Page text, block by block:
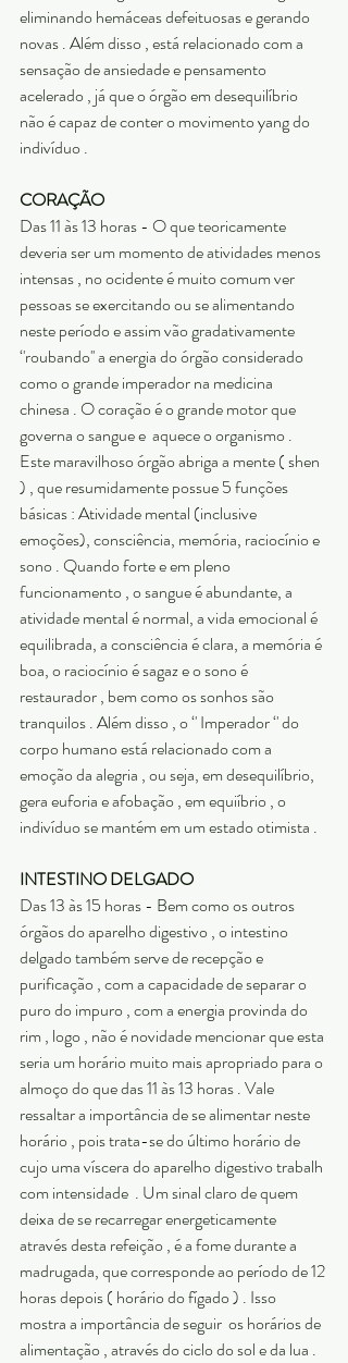
eliminando hemáceas defeituosas e gerando
novas . Além disso , está relacionado com a
sensação de ansiedade e pensamento
acelerado , já que o órgão em desequilíbrio
não é capaz de conter o movimento yang do
indivíduo .
CORAÇÃO
Das 11 às 13 horas - O que teoricamente
deveria ser um momento de atividades menos
intensas , no ocidente é muito comum ver
pessoas se exercitando ou se alimentando
neste período e assim vão gradativamente
‘'roubando'' a energia do órgão considerado
como o grande imperador na medicina
chinesa . O coração é o grande motor que
governa o sangue e  aquece o organismo .
Este maravilhoso órgão abriga a mente ( shen
) , que resumidamente possue 5 funções
básicas : Atividade mental (inclusive
emoções), consciência, memória, raciocínio e
sono . Quando forte e em pleno
funcionamento , o sangue é abundante, a
atividade mental é normal, a vida emocional é
equilibrada, a consciência é clara, a memória é
boa, o raciocínio é sagaz e o sono é
restaurador , bem como os sonhos são
tranquilos . Além disso , o ‘' Imperador ‘' do
corpo humano está relacionado com a
emoção da alegria , ou seja, em desequilíbrio,
gera euforia e afobação , em equiíbrio , o
indivíduo se mantém em um estado otimista .
INTESTINO DELGADO
Das 13 às 15 horas - Bem como os outros
órgãos do aparelho digestivo , o intestino
delgado também serve de recepção e
purificação , com a capacidade de separar o
puro do impuro , com a energia provinda do
rim , logo , não é novidade mencionar que esta
seria um horário muito mais apropriado para o
almoço do que das 11 às 13 horas . Vale
ressaltar a importância de se alimentar neste
horário , pois trata-se do último horário de
cujo uma víscera do aparelho digestivo trabalh
com intensidade  . Um sinal claro de quem
deixa de se recarregar energeticamente
através desta refeição , é a fome durante a
madrugada, que corresponde ao período de 12
horas depois ( horário do fígado ) . Isso
mostra a importância de seguir  os horários de
alimentação , através do ciclo do sol e da lua .